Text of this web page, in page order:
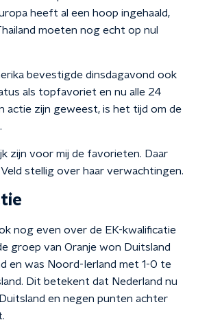
heeft al een hoop ingehaald,
moeten nog echt op nul
bevestigde dinsdagavond ook
als topfavoriet en nu alle 24
actie zijn geweest, is het tijd om de
zijn voor mij de favorieten. Daar
Veld stellig over haar verwachtingen.
nog even over de EK-kwalificatie
groep van Oranje won Duitsland
en was Noord-Ierland met 1-0 te
Dit betekent dat Nederland nu
en negen punten achter